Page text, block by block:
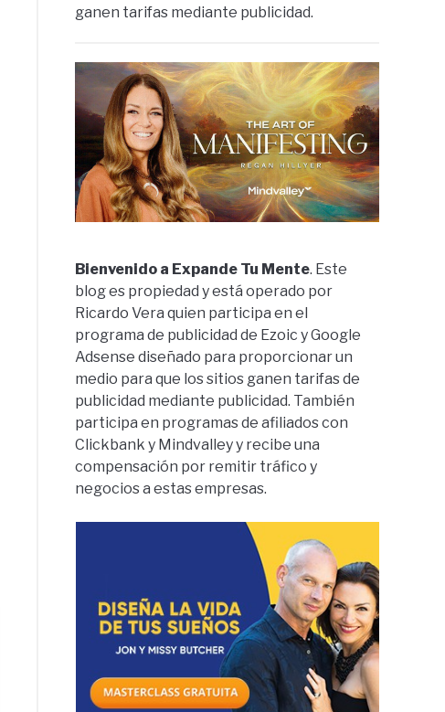
ganen tarifas mediante publicidad.
Bienvenido a Expande Tu Mente. Este
blog es propiedad y está operado por
Ricardo Vera quien participa en el
programa de publicidad de Ezoic y Google
Adsense diseñado para proporcionar un
medio para que los sitios ganen tarifas de
publicidad mediante publicidad. También
participa en programas de afiliados con
Clickbank y Mindvalley y recibe una
compensación por remitir tráfico y
negocios a estas empresas.